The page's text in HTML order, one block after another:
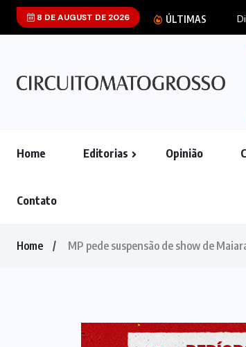
8 DE AUGUST DE 2026 ÚLTIMAS
Home Editorias Opinião
Contato
Home MP pede suspensão de show de